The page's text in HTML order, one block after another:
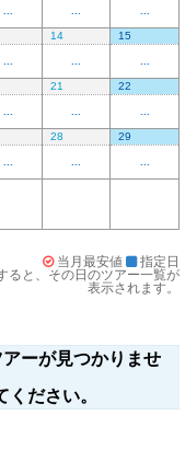
14 15
21 22
28 29
当月最安値
指定日
ると、その日のツアー一覧が
表示されます。
ーが見つかりませ
ださい。